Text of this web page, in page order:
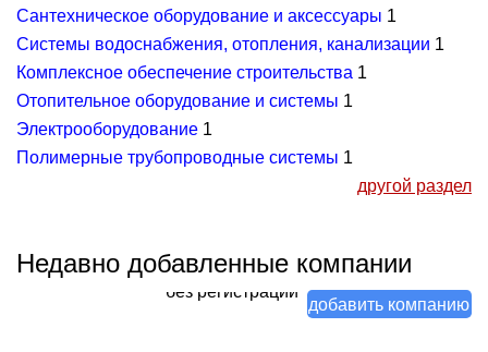
Сантехническое оборудование и аксессуары 1
Системы водоснабжения, отопления, канализации 1
Комплексное обеспечение строительства 1
Отопительное оборудование и системы 1
Электрооборудование 1
Полимерные трубопроводные системы 1
другой раздел
Недавно добавленные компании
без регистрации
добавить компанию